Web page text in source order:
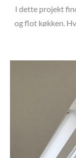
I dette projekt
og flot køkken.